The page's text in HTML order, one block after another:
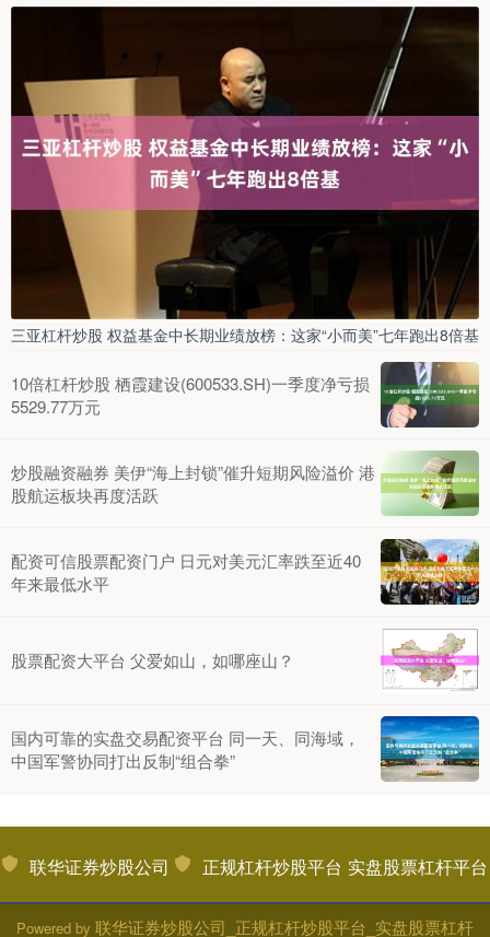
三亚杠杆炒股 权益基金中长期业绩放榜：这家“小而美”七年跑出8倍基
10倍杠杆炒股 栖霞建设(600533.SH)一季度净亏损
5529.77万元
炒股融资融券 美伊“海上封锁”催升短期风险溢价 港
股航运板块再度活跃
配资可信股票配资门户 日元对美元汇率跌至近40
年来最低水平
股票配资大平台 父爱如山，如哪座山？
国内可靠的实盘交易配资平台 同一天、同海域，
中国军警协同打出反制“组合拳”
联华证券炒股公司 正规杠杆炒股平台 实盘股票杠杆平台
Powered by 联华证券炒股公司_正规杠杆炒股平台_实盘股票杠杆